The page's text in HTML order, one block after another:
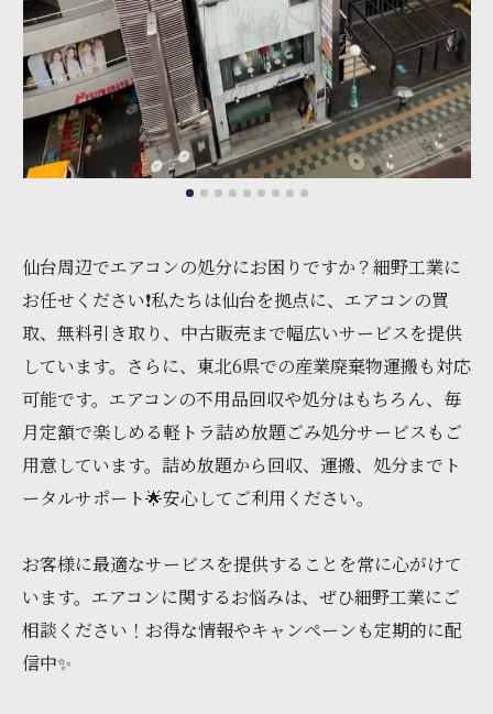
仙台周辺でエアコンの処分にお困りですか？細野工業に
お任せください❗私たちは仙台を拠点に、エアコンの買
取、無料引き取り、中古販売まで幅広いサービスを提供
しています。さらに、東北6県での産業廃棄物運搬も対応
可能です。エアコンの不用品回収や処分はもちろん、毎
月定額で楽しめる軽トラ詰め放題ごみ処分サービスもご
用意しています。詰め放題から回収、運搬、処分までト
ータルサポート🌟安心してご利用ください。
お客様に最適なサービスを提供することを常に心がけて
います。エアコンに関するお悩みは、ぜひ細野工業にご
相談ください！お得な情報やキャンペーンも定期的に配
信中✨